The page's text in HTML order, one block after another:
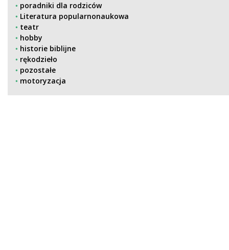
poradniki dla rodziców
Literatura popularnonaukowa
teatr
hobby
historie biblijne
rękodzieło
pozostałe
motoryzacja